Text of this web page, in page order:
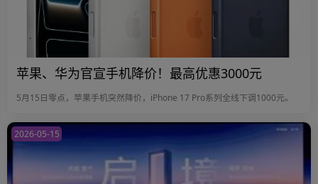
苹果、华为官宣手机降价！最高优惠3000元
5月15日零点，苹果手机突然降价，iPhone 17 Pro系列全线下调1000元。
2026-05-15